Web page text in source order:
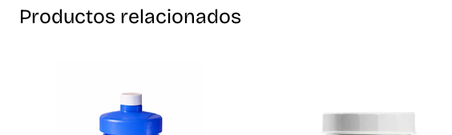
Productos relacionados